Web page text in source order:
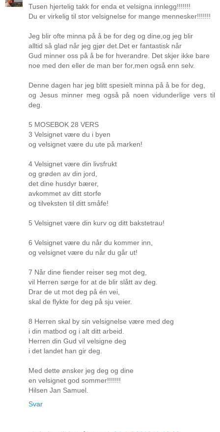
Tusen hjertelig takk for enda et velsigna innlegg!!!!!!!
Du er virkelig til stor velsignelse for mange mennesker!!!!!!!
Jeg blir ofte minna på å be for deg og dine,og jeg blir
alltid så glad når jeg gjør det.Det er fantastisk når
Gud minner oss på å be for hverandre. Det skjer ikke bare
noe med den eller de man ber for,men også enn selv.
Denne dagen har jeg blitt spesielt minna på å be for deg,
og Jesus minner meg også på noen vidunderlige vers til
deg.
5 MOSEBOK 28 VERS
3 Velsignet være du i byen
og velsignet være du ute på marken!
4 Velsignet være din livsfrukt
og grøden av din jord,
det dine husdyr bærer,
avkommet av ditt storfe
og tilveksten til ditt småfe!
5 Velsignet være din kurv og ditt bakstetrau!
6 Velsignet være du når du kommer inn,
og velsignet være du når du går ut!
7 Når dine fiender reiser seg mot deg,
vil Herren sørge for at de blir slått av deg.
Drar de ut mot deg på én vei,
skal de flykte for deg på sju veier.
8 Herren skal by sin velsignelse være med deg
i din matbod og i alt ditt arbeid.
Herren din Gud vil velsigne deg
i det landet han gir deg.
Med dette ønsker jeg deg og dine
en velsignet god sommer!!!!!!!
Hilsen Jan Samuel.
Svar